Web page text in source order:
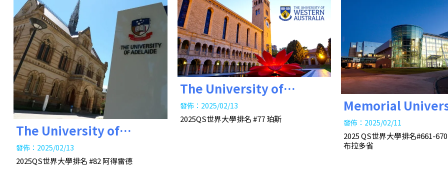
The University of
Adelaide 阿得雷德大學
發佈：2025/02/13
2025QS世界大學排名 #82 阿得雷德
The University of
Western Australia 西澳大
學
發佈：2025/02/13
2025QS世界大學排名 #77 珀斯
Memorial
Newfoundland 紐
念大學
發佈：2025/02/11
2025 QS世界大學排名#661-
布拉多省